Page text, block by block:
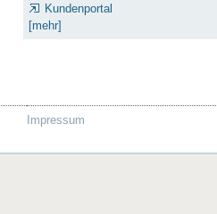
Kundenportal
[mehr]
Impressum